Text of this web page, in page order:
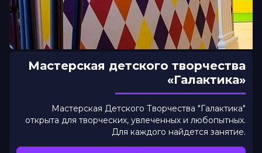
Мастерская детского творчества
«Галактика»
Мастерская Детского Творчества "Галактика"
открыта для творческих, увлеченных и любопытных.
Для каждого найдется занятие.